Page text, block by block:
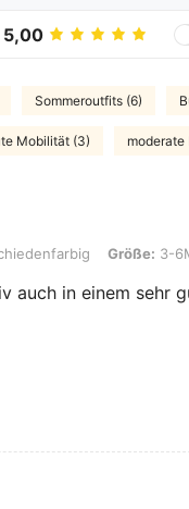
5,00
Sommeroutfits (6)
Mobilität (3) moderate
Größe: 3-6MGröße: 3-
auch in einem sehr